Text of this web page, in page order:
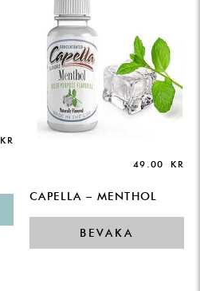
KR
49.00 KR
CAPELLA – MENTHOL
BEVAKA